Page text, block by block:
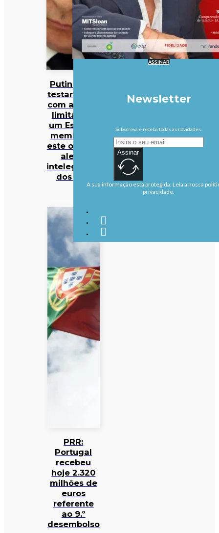
Putin pode
testar NATO
com ataque
limitado a
um Estado-
membro já
este outono,
alerta
intelegência
dos EUA
PRR:
Portugal
recebeu
hoje 2.320
milhões de
euros
referente
ao 9.º
desembolso
ASSINAR
Newsletter
Subscreva e receba todas as novidades.
Assinar
A sua informação está protegida. Leia a nossa
privacidade.